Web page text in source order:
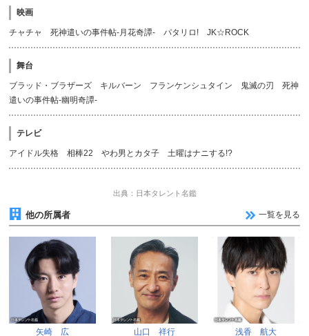
映画
チャチャ 死神遣いの事件帖-月花奇譚- パタリロ! JK☆ROCK
舞台
ブラッド・ブラザーズ キルバーン フランケンシュタイン 鬼滅の刃 死神
遣いの事件帖-幽明奇譚-
テレビ
アイドル失格 相棒22 やわ男とカタ子 土曜はナニする!?
出典：日本タレント名鑑
他の所属者 一覧を見る
矢崎 広 山口 祥行 浅香 航大